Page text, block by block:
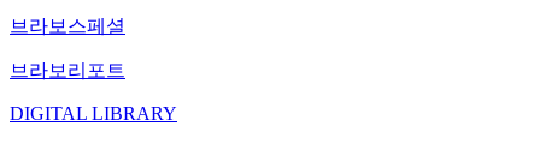
브라보스페셜
브라보리포트
DIGITAL LIBRARY